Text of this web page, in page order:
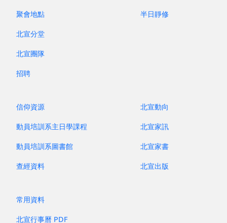
聚會地點
北宣分堂
北宣團隊
招聘
半日靜修
信仰資源
動員培訓系主日學課程
動員培訓系圖書館
查經資料
北宣動向
北宣家訊
北宣家書
北宣出版
常用資料
北宣行事曆 PDF